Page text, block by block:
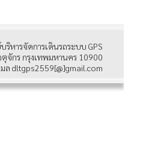
ริหารจัดการเดินรถระบบ GPS
จักร กรุงเทพมหานคร 10900
dltgps2559[@]gmail.com